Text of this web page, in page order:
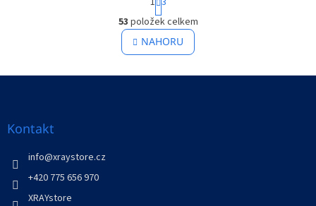
O
v
l
á
t
r
á
n
k
v
53 položek celkem
NAHORU
Z
Kontakt
info@xraystore.cz
+420 775 656 970
XRAYstore